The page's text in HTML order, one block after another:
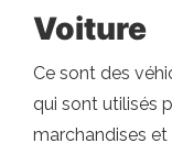
Voiture
Ce sont des
qui sont utilisés
marchandises et